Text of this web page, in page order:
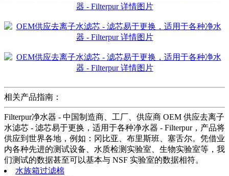
相关产品指南：
Filterpur净水器 - 中国制造商、工厂、供应商 OEM 供应去离子
水滤芯 - 滤芯易于更换，适用于各种净水器 - Filterpur，产品将
供应到世界各地，例如：冈比亚、布里斯班、塞舌尔。凭借业
内各种先进的测试设备、水质检测实验室、生物实验室等，我
们测试的数据甚至可以基本与 NSF 实验室的数据相符。
水族箱过滤棉